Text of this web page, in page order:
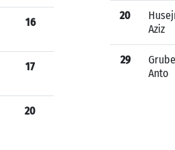
16
17
20
20
Aziz
29
Anto